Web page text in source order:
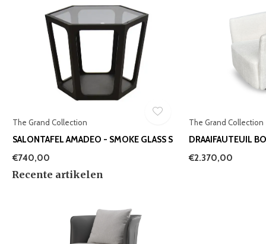
The Grand Collection
SALONTAFEL AMADEO - SMOKE GLASS S
€740,00
The Grand Collection
DRAAIFAUTEUIL
€2.370,00
Recente artikelen